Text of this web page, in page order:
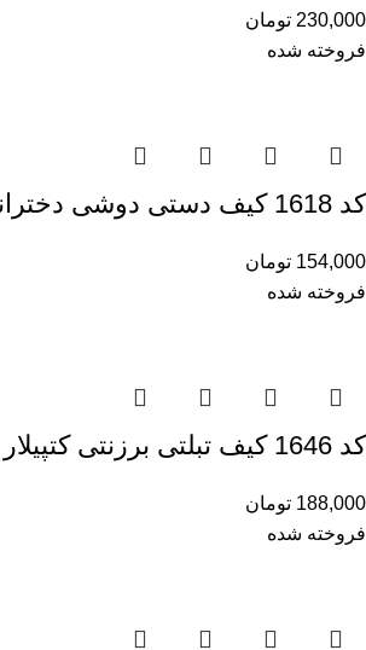
230,000 تومان
فروخته شده
کد 1618 کیف دستی دوشی دخترانه مدل الینا
154,000 تومان
فروخته شده
کد 1646 کیف تبلتی برزنتی کتپیلار
188,000 تومان
فروخته شده